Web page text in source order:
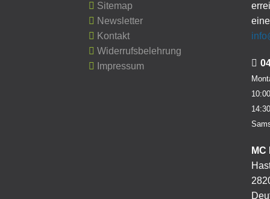
Sitemap
Newsletter
Kontakt
Widerrufsbelehrung
Impressum